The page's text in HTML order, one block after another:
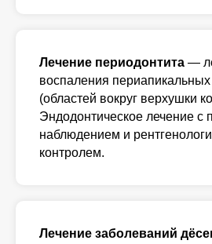
Лечение периодонтита —
воспаления периапикальных
(областей вокруг верхушки
Эндодонтическое лечение
наблюдением и
контролем.
Лечение заболеваний